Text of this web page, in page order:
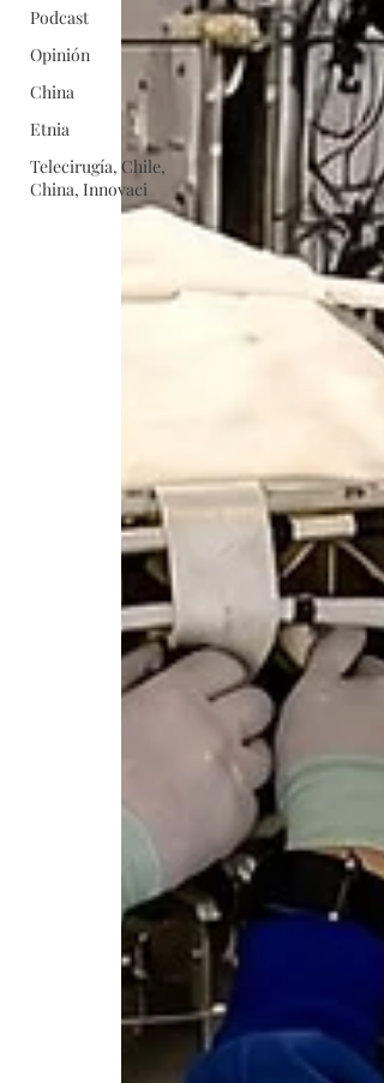
Podcast
Opinión
China
Etnia
Telecirugía, Chile,
China, Innovaci